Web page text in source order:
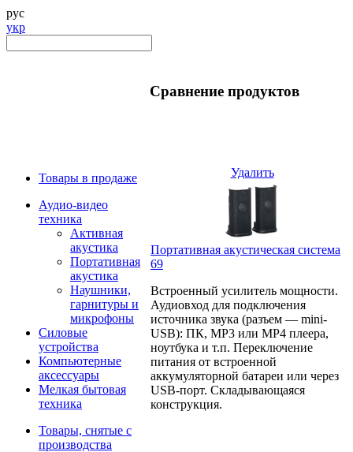
рус
укр
Товары в продаже
Аудио-видео
техника
Активная
акустика
Портативная
акустика
Наушники,
гарнитуры и
микрофоны
Силовые
устройства
Компьютерные
аксессуары
Мелкая бытовая
техника
Товары, снятые с
производства
Сравнение продуктов
Удалить
Портативная акустическая система
69
Встроенный усилитель мощности.
Аудиовход для подключения
источника звука (разъем — mini-
USB): ПК, МР3 или МР4 плеера,
ноутбука и т.п. Переключение
питания от встроенной
аккумуляторной батареи или через
USB-порт. Складывающаяся
конструкция.